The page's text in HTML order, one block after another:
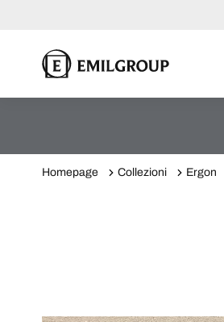
Homepage Collezioni Ergon